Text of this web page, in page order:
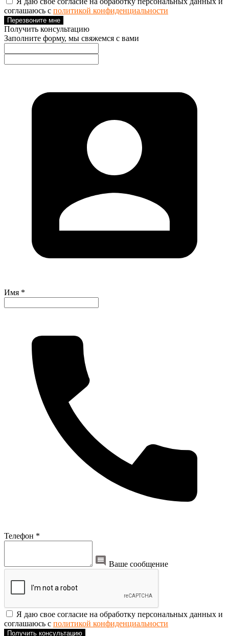
соглашаюсь с политикой конфиденциальности
Перезвоните мне
Получить консультацию
Заполните форму, мы свяжемся с вами
Имя *
Телефон *
Ваше сообщение
Я даю свое согласие на обработку персональных данных и
соглашаюсь с политикой конфиденциальности
Получить консультацию